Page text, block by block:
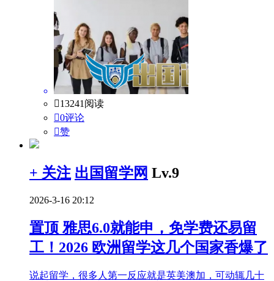
13241阅读
0评论
赞
+ 关注 出国留学网 Lv.9
2026-3-16 20:12
置顶 雅思6.0就能申，免学费还易留
工！2026 欧洲留学这几个国家香爆了
说起留学，很多人第一反应就是英美澳加，可动辄几十